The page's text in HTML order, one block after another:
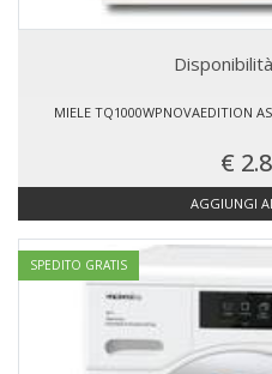
Disponibilità
MIELE TQ1000WPNOVAEDITION
€
AGGIUNGI
SPEDITO GRATIS